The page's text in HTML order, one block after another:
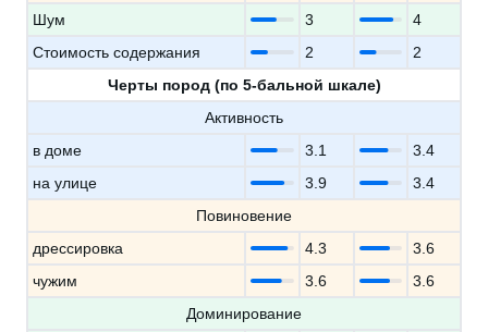
Шум
3
4
Стоимость содержания
2
2
Черты пород (по 5-бальной шкале)
Активность
в доме
3.1
3.4
на улице
3.9
3.4
Повиновение
дрессировка
4.3
3.6
чужим
3.6
3.6
Доминирование